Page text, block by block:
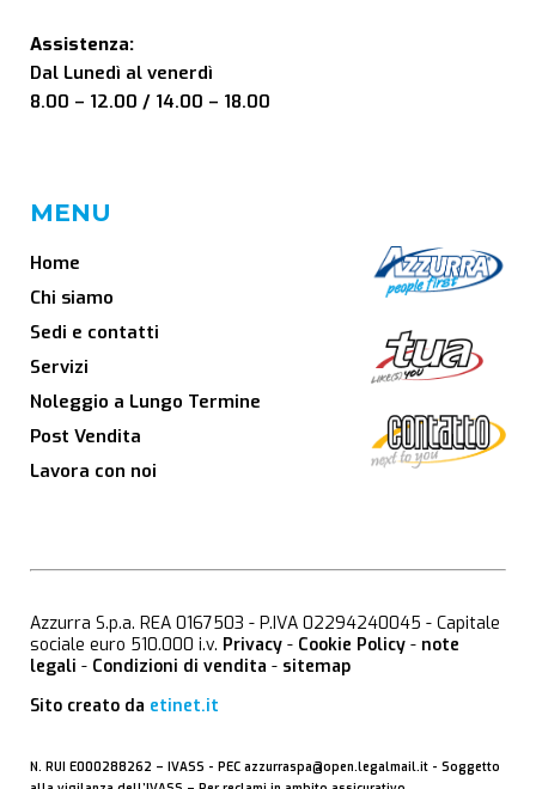
Assistenza:
Dal Lunedì al venerdì
8.00 – 12.00 / 14.00 – 18.00
MENU
Home
Chi siamo
Sedi e contatti
Servizi
Noleggio a Lungo Termine
Post Vendita
Lavora con noi
Azzurra S.p.a. REA 0167503 - P.IVA 02294240045 - Capitale
sociale euro 510.000 i.v. Privacy - Cookie Policy - note
legali - Condizioni di vendita - sitemap
Sito creato da etinet.it
N. RUI E000288262 – IVASS - PEC azzurraspa@open.legalmail.it - Soggetto